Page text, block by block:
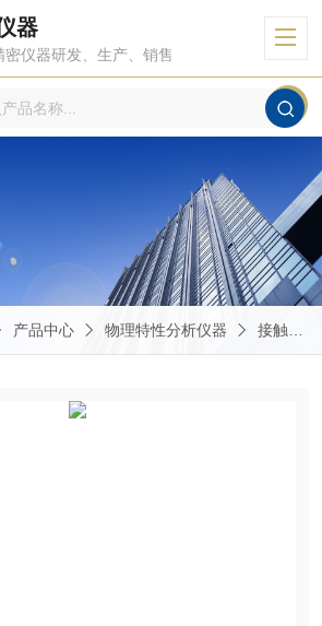
器
密仪器研发、生产、销售
产品中心 物理特性分析仪器 接触角